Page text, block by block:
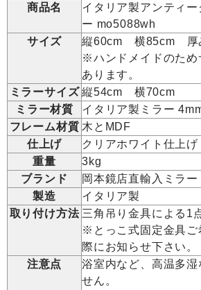
商品名
イタリア製アンティ
ー mo5088wh
サイズ
縦60cm 横85cm 厚
※ハンドメイドのため
あります。
ミラーサイズ 縦54cm 横70cm
ミラー材質
イタリア製ミラー
フレーム材質 木とMDF
仕上げ
クリアホワイト仕上げ
重量
3kg
ブランド
岡本鏡店直輸入ミラー
製造
イタリア製
取り付け方法 三角吊り金具による1
※とっこ式固定金具ご
際にお知らせ下さい。
注意点
浴室内など、高温多湿
せん。